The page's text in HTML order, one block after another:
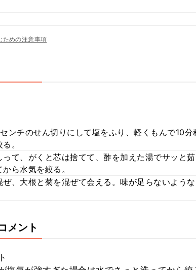
ための注意事項
ンチのせん切りにして塩をふり、軽くもんで10分
。
て、がくと芯は捨てて、酢を加えた湯でサッと
ら水気を絞る。
、大根と菊を混ぜて会える。味が足らないような
メント